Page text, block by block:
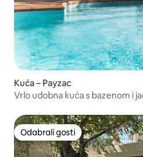
Kuća – Payzac
Vrlo udobna kuća s bazenom i
Odabrali gosti
Odabrali gosti